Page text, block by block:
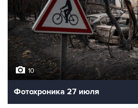
10
Фотохроника 27 июля